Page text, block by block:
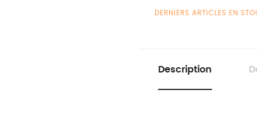
DERNIERS ARTICLES EN
Description